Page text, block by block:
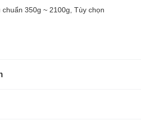
chuẩn 350g ~ 2100g, Tùy chọn